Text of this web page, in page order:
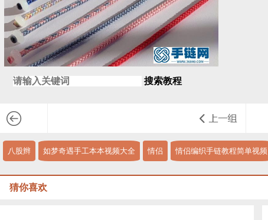
搜索教程
八股辫 如梦奇遇手工本本视频大全 情侣 情侣编织手链教程简单视频
猜你喜欢